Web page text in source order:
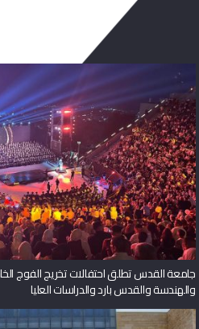
جامعة القدس تطلق احتفالات تخريج الفوج
والهندسة والقدس بارد والدراسات العليا